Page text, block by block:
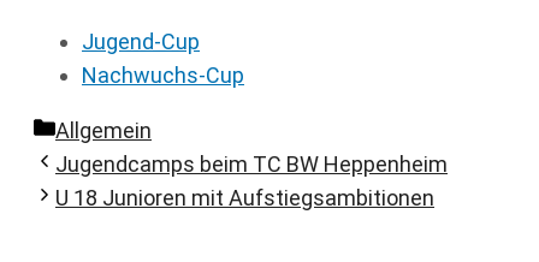
Jugend-Cup
Nachwuchs-Cup
Kategorien
Allgemein
Jugendcamps beim TC BW Heppenheim
U 18 Junioren mit Aufstiegsambitionen